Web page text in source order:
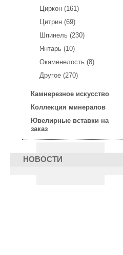
Циркон (161)
Цитрин (69)
Шпинель (230)
Янтарь (10)
Окаменелость (8)
Другое (270)
Камнерезное искусство
Коллекция минералов
Ювелирные вставки на
заказ
НОВОСТИ